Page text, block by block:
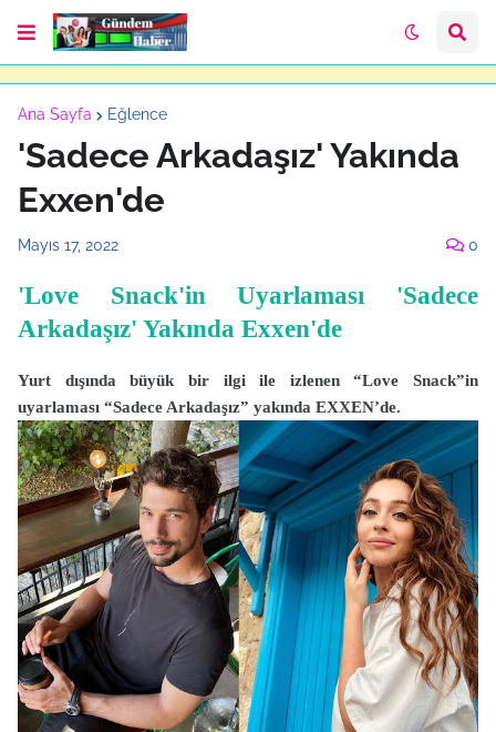
Ana Sayfa Eğlence
'Sadece Arkadaşız' Yakında
Exxen'de
Mayıs 17, 2022 0
'Love Snack'in Uyarlaması 'Sadece
Arkadaşız' Yakında Exxen'de
Yurt dışında büyük bir ilgi ile izlenen “Love Snack”in
uyarlaması “Sadece Arkadaşız” yakında EXXEN’de.